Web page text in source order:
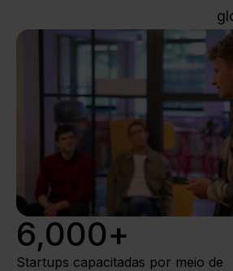
6,000+
Startups capacitadas por meio de